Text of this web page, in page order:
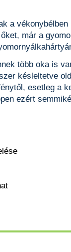
a
már a
több oka is
késleltetve
esetleg a
ezért